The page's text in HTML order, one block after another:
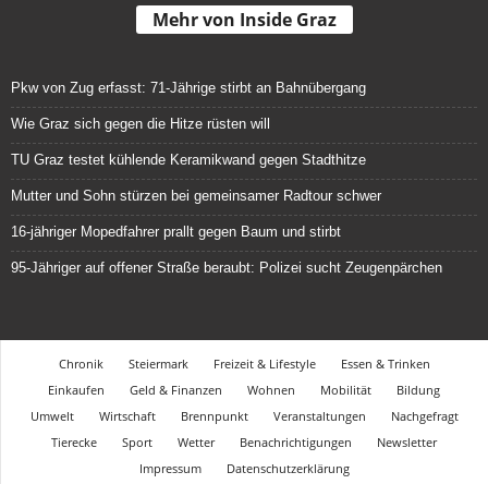
Mehr von Inside Graz
Pkw von Zug erfasst: 71-Jährige stirbt an Bahnübergang
Wie Graz sich gegen die Hitze rüsten will
TU Graz testet kühlende Keramikwand gegen Stadthitze
Mutter und Sohn stürzen bei gemeinsamer Radtour schwer
16-jähriger Mopedfahrer prallt gegen Baum und stirbt
95-Jähriger auf offener Straße beraubt: Polizei sucht Zeugenpärchen
Chronik Steiermark Freizeit & Lifestyle
Essen & Trinken
Einkaufen
Geld & Finanzen Wohnen Mobilität
Bildung
Umwelt
Wirtschaft Brennpunkt Veranstaltungen
Nachgefragt
Tierecke
Sport Wetter Benachrichtigungen
Newsletter
Impressum
Datenschutzerklärung